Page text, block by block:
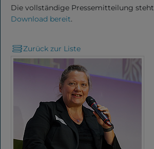
Die vollständige Pressemitteilung steht
Download bereit.
Zurück zur Liste